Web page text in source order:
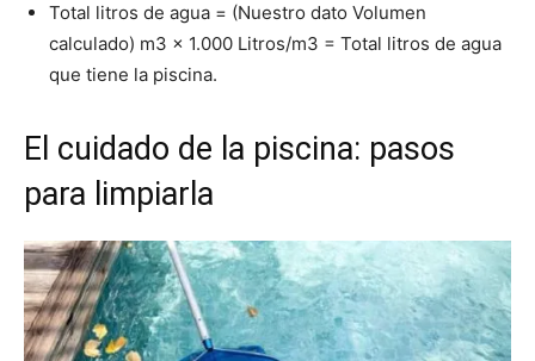
Total litros de agua = (Nuestro dato Volumen
calculado) m3 x 1.000 Litros/m3 = Total litros de agua
que tiene la piscina.
El cuidado de la piscina: pasos
para limpiarla